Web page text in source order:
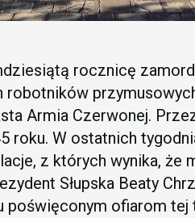
rocznicę
Armia Czerwonej.
roku. W ostatnich
z których wynika, że
Słupska Beaty
poświęconym ofiarom tej